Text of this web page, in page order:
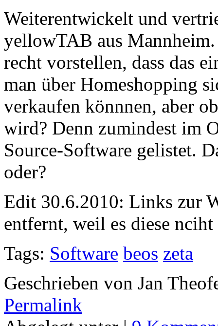
Weiterentwickelt und
yellowTAB aus
recht vorstellen, dass das
man über Homeshopping
verkaufen könnnen, aber
wird? Denn zumindest im
Source-Software gelistet.
oder?
Edit 30.6.2010: Links zur
entfernt, weil es diese
Tags: Software beos zeta
Geschrieben von Jan
Permalink